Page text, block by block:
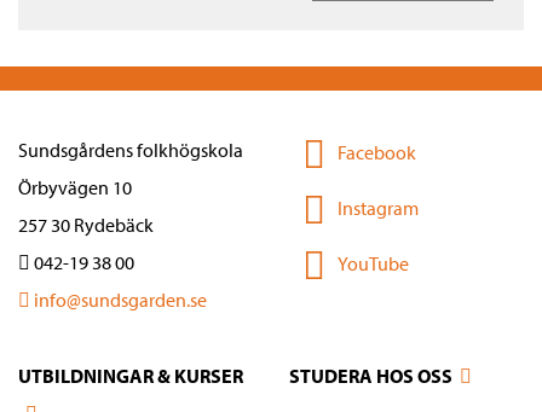
Sundsgårdens folkhögskola
Örbyvägen 10
257 30 Rydebäck
042-19 38 00
info@sundsgarden.se
Facebook
Instagram
YouTube
UTBILDNINGAR & KURSER STUDERA HOS OSS